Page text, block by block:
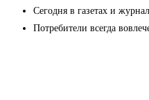
Сегодня в газетах и
Потребители всегда